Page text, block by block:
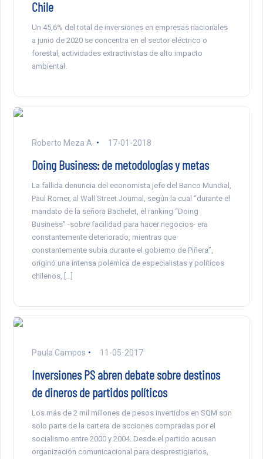
Chile
Un 45,6% del total de inversiones en empresas nacionales
a junio de 2020 se concentra en el sector eléctrico o
forestal, actividades extractivistas de alto impacto
ambiental.
Roberto Meza A. 17-01-2018
Doing Business: de metodologías y metas
La fallida denuncia del economista jefe del Banco Mundial,
Paul Romer, al Wall Street Journal, según la cual “durante el
mandato de la señora Bachelet, el ranking “Doing
Business” -sobre facilidad para hacer negocios- era
constantemente deteriorado, mientras que
constantemente subía durante el gobierno de Piñera”,
originó una intensa polémica de especialistas y políticos
chilenos, […]
Paula Campos 11-05-2017
Inversiones PS abren debate sobre destinos
de dineros de partidos políticos
Los más de 2 mil millones de pesos invertidos en SQM son
solo parte de la cartera de acciones compradas por el
socialismo entre 2000 y 2004. Desde el partido acusan
organización comunicacional para desprestigiarlos,